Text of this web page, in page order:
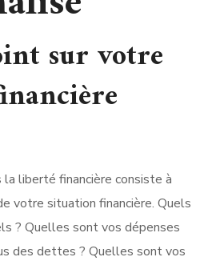
sur votre
liberté financière consiste à
votre situation financière. Quels
? Quelles sont vos dépenses
des dettes ? Quelles sont vos